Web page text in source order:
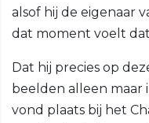
alsof hij de eigenaar
dat moment voelt
Dat hij precies op
beelden alleen maar
vond plaats bij het